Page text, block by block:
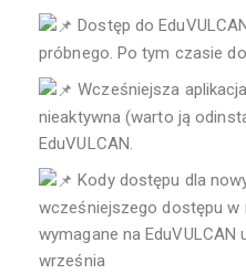
Dostęp do
próbnego. Po tym czasie
Wcześniejsza
nieaktywna (warto ją
EduVULCAN.
Kody dostępu dla
wcześniejszego dostępu
wymagane na
września